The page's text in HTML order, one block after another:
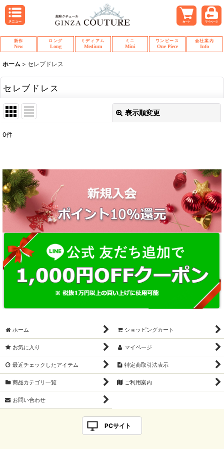
新作
New
ロング
Long
ミディアム
Medium
ミニ
Mini
ワンピース
One Piece
会社案内
Info
ホーム > セレブドレス
セレブドレス
表示順変更
並び順:
絞り込む
0件
ホーム ショッピングカート
お気に入り マイページ
最近チェックしたアイテム 特定商取引法表示
商品カテゴリ一覧 ご利用案内
お問い合わせ
PCサイト